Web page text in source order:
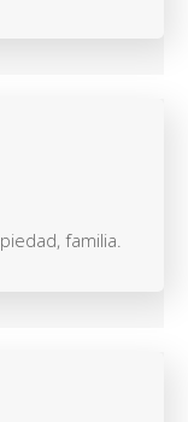
familia.